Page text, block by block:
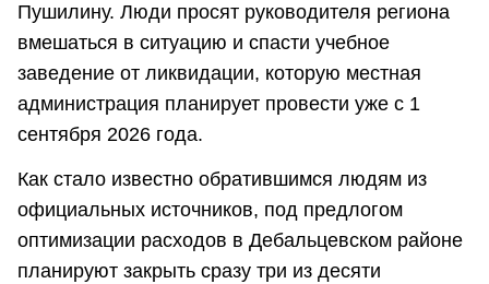
Пушилину. Люди просят руководителя региона
вмешаться в ситуацию и спасти учебное
заведение от ликвидации, которую местная
администрация планирует провести уже с 1
сентября 2026 года.
Как стало известно обратившимся людям из
официальных источников, под предлогом
оптимизации расходов в Дебальцевском районе
планируют закрыть сразу три из десяти